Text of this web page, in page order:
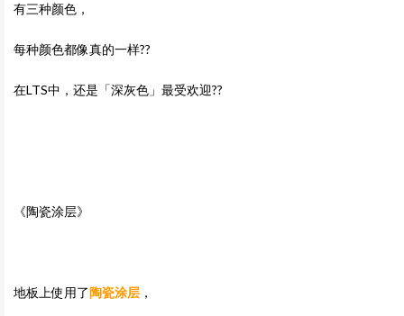
有三种颜色，
每种颜色都像真的一样??
在LTS中，还是「深灰色」最受欢迎??
《陶瓷涂层》
地板上使用了陶瓷涂层 ，